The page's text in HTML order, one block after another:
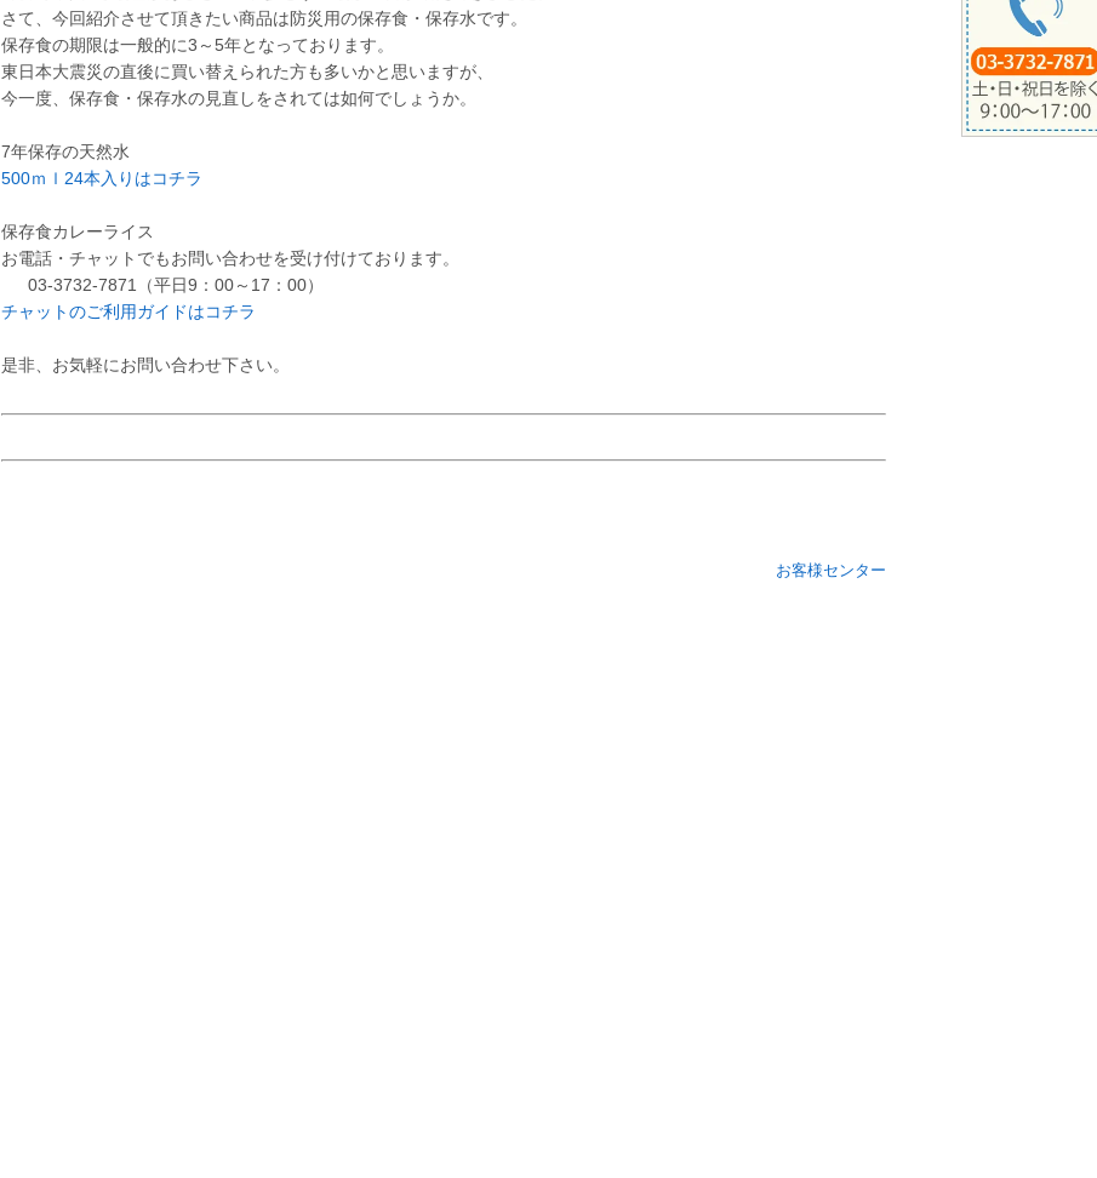
さて、今回紹介させて頂きたい商品は防災用の保存食・保存水です。
保存食の期限は一般的に3～5年となっております。
東日本大震災の直後に買い替えられた方も多いかと思いますが、
今一度、保存食・保存水の見直しをされては如何でしょうか。
7年保存の天然水
500ｍｌ24本入りはコチラ
保存食カレーライス
お電話・チャットでもお問い合わせを受け付けております。
03-3732-7871（平日9：00～17：00）
チャットのご利用ガイドはコチラ
是非、お気軽にお問い合わせ下さい。
お客様センター